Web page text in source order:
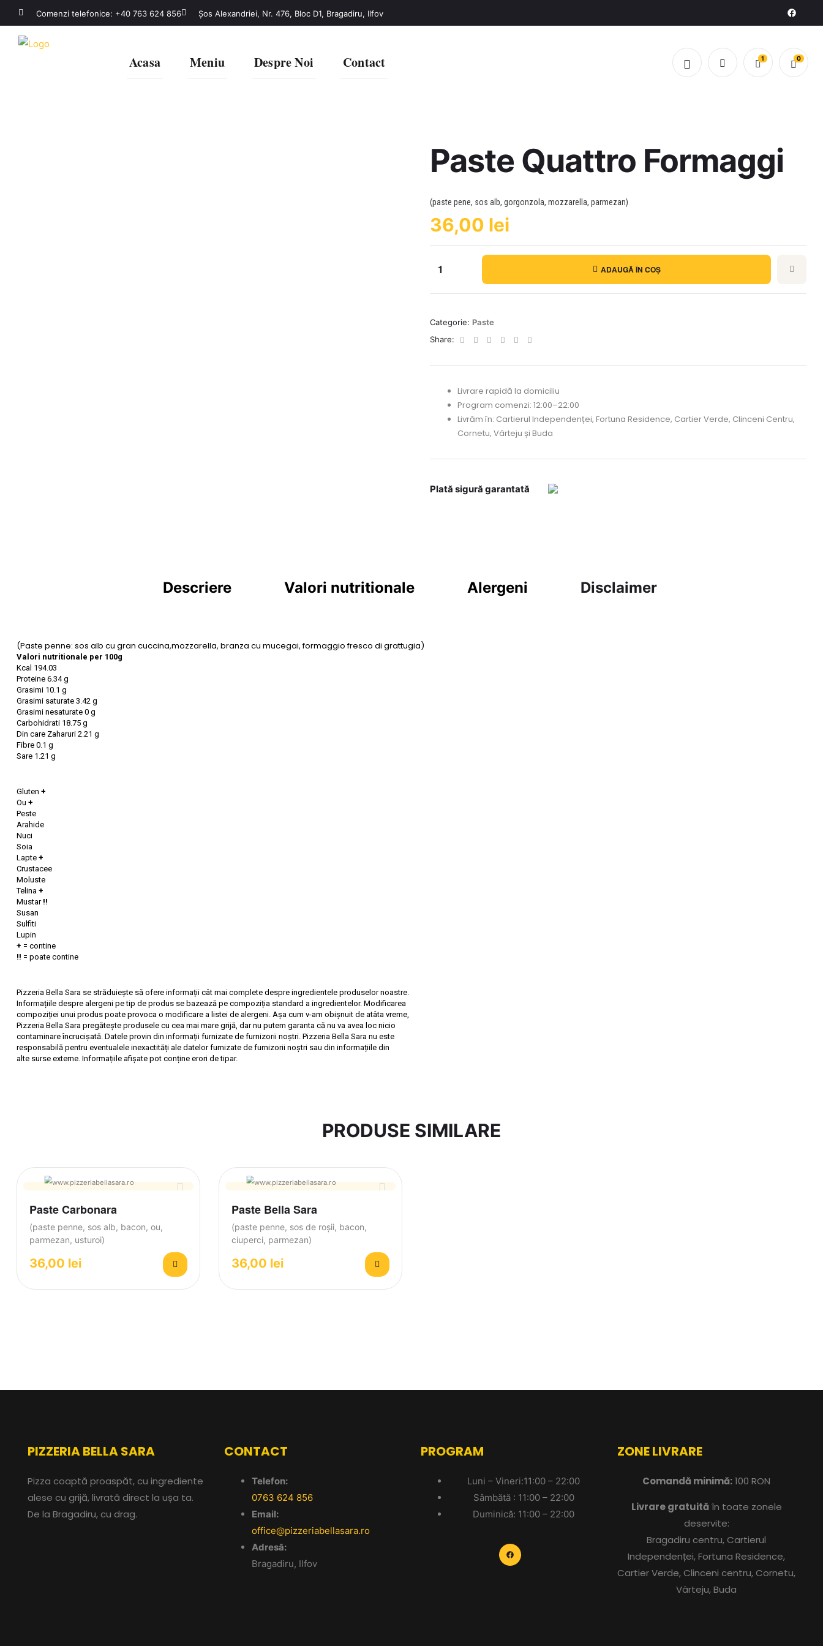
Comenzi telefonice: +40 763 624 856 Șos Alexandriei, Nr. 476, Bloc D1, Bragadiru, Ilfov
Acasa Meniu Despre Noi Contact 1 0
Paste Quattro Formaggi
(paste pene, sos alb, gorgonzola, mozzarella, parmezan)
36,00 lei
ADAUGĂ ÎN COȘ
Categorie: Paste
Share:
Facebook
TwitterLinkedinGoogle+Pinterest
Livrare rapidă la domiciliu
Program comenzi: 12:00–22:00
Livrăm în: Cartierul Independenței, Fortuna Residence, Cartier Verde, Clinceni Centru,
Cornetu, Vârteju și Buda
Plată sigură garantată
Descriere Valori nutritionale Alergeni Disclaimer
(Paste penne: sos alb cu gran cuccina,mozzarella, branza cu mucegai, formaggio fresco di grattugia)
Valori nutritionale per 100g
Kcal 194.03
Proteine 6.34 g
Grasimi 10.1 g
Grasimi saturate 3.42 g
Grasimi nesaturate 0 g
Carbohidrati 18.75 g
Din care Zaharuri 2.21 g
Fibre 0.1 g
Sare 1.21 g
Gluten +
Ou +
Peste
Arahide
Nuci
Soia
Lapte +
Crustacee
Moluste
Telina +
Mustar !!
Susan
Sulfiti
Lupin
+ = contine
!! = poate contine
Pizzeria Bella Sara se străduiește să ofere informații cât mai complete despre ingredientele produselor noastre.
Informațiile despre alergeni pe tip de produs se bazează pe compoziția standard a ingredientelor. Modificarea
compoziției unui produs poate provoca o modificare a listei de alergeni. Așa cum v-am obișnuit de atâta vreme,
Pizzeria Bella Sara pregătește produsele cu cea mai mare grijă, dar nu putem garanta că nu va avea loc nicio
contaminare încrucișată. Datele provin din informații furnizate de furnizorii noștri. Pizzeria Bella Sara nu este
responsabilă pentru eventualele inexactități ale datelor furnizate de furnizorii noștri sau din informațiile din
alte surse externe. Informațiile afișate pot conține erori de tipar.
PRODUSE SIMILARE
Paste Carbonara
(paste penne, sos alb, bacon, ou,
parmezan, usturoi)
36,00 lei
Paste Bella Sara
(paste penne, sos de roșii, bacon,
ciuperci, parmezan)
36,00 lei
PIZZERIA BELLA SARA
Pizza coaptă proaspăt, cu ingrediente
alese cu grijă, livrată direct la ușa ta.
De la Bragadiru, cu drag.
CONTACT
Telefon:
0763 624 856
Email:
office@pizzeriabellasara.ro
Adresă:
Bragadiru, Ilfov
PROGRAM
Luni – Vineri:11:00 – 22:00
Sâmbătă : 11:00 – 22:00
Duminică: 11:00 – 22:00
ZONE LIVRARE
Comandă minimă:100 RON
Livrare gratuităîn toate zonele
deservite:
Bragadiru centru, Cartierul
Independenței, Fortuna Residence,
Cartier Verde, Clinceni centru, Cornetu,
Vârteju, Buda